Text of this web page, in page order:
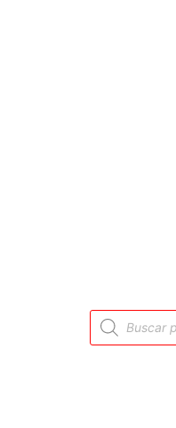
Búsqueda
de
productos